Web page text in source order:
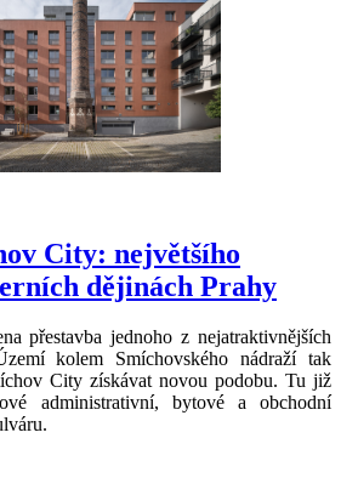
City: největšího
dějinách Prahy
přestavba jednoho z nejatraktivnějších
kolem Smíchovského nádraží tak
City získávat novou podobu. Tu již
administrativní, bytové a obchodní